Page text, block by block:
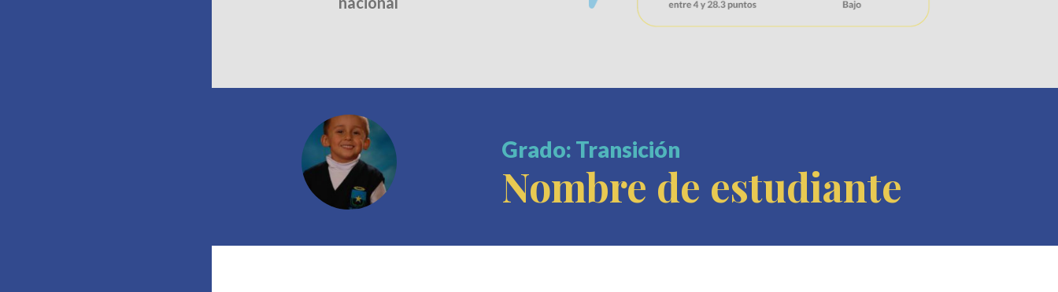
Grado: Transición
Nombre de estudiante